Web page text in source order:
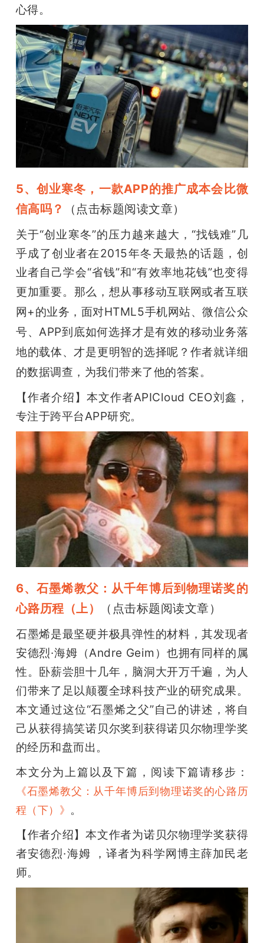
心得。
5、创业寒冬，一款APP的推广成本会比微
信高吗？
（点击标题阅读文章）
关于“创业寒冬”的压力越来越大，“找钱难”几
乎成了创业者在2015年冬天最热的话题，创
业者自己学会“省钱”和“有效率地花钱”也变得
更加重要。 那么，想从事移动互联网或者互联
网+的业务，面对HTML5手机网站、微信公众
号、APP到底如何选择才是有效的移动业务落
地的载体、才是更明智的选择呢？作者就详细
的数据调查，为我们带来了他的答案。
【作者介绍】本文作者APICloud CEO刘鑫，
专注于跨平台APP研究。
6、石墨烯教父：从千年博后到物理诺奖的
心路历程（上）
（点击标题阅读文章）
石墨烯是最坚硬并极具弹性的材料，其发现者
安德烈·海姆（Andre Geim）也拥有同样的属
性。卧薪尝胆十几年，脑洞大开万千遍，为人
们带来了足以颠覆全球科技产业的研究成果。
本文通过这位“石墨烯之父”自己的讲述，将自
己从获得搞笑诺贝尔奖到获得诺贝尔物理学奖
的经历和盘而出。
本文分为上篇以及下篇，阅读下篇请移步：
《石墨烯教父：从千年博后到物理诺奖的心路历
程（下）》 。
【作者介绍】本文作者为诺贝尔物理学奖获得
者安德烈·海姆 ，译者为科学网博主薛加民老
师。